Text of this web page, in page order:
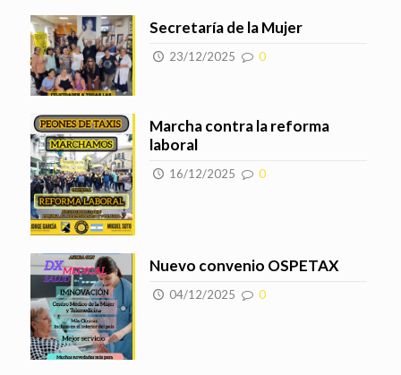
Secretaría de la Mujer
23/12/2025 0
Marcha contra la reforma
laboral
16/12/2025 0
Nuevo convenio OSPETAX
04/12/2025 0